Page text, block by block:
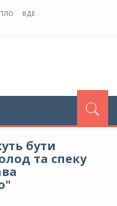
ВДЕ
бути
та спеку